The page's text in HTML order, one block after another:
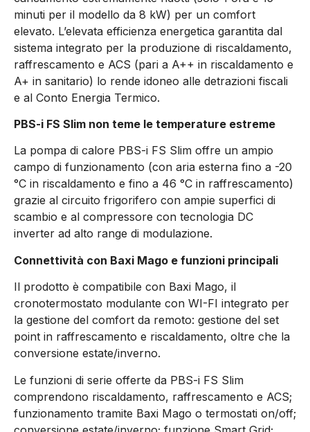
minuti per il modello da 8 kW) per un comfort
elevato. L’elevata efficienza energetica garantita dal
sistema integrato per la produzione di riscaldamento,
raffrescamento e ACS (pari a A++ in riscaldamento e
A+ in sanitario) lo rende idoneo alle detrazioni fiscali
e al Conto Energia Termico.
PBS-i FS Slim non teme le temperature estreme
La pompa di calore PBS-i FS Slim offre un ampio
campo di funzionamento (con aria esterna fino a -20
°C in riscaldamento e fino a 46 °C in raffrescamento)
grazie al circuito frigorifero con ampie superfici di
scambio e al compressore con tecnologia DC
inverter ad alto range di modulazione.
Connettività con Baxi Mago e funzioni principali
Il prodotto è compatibile con Baxi Mago, il
cronotermostato modulante con WI-FI integrato per
la gestione del comfort da remoto: gestione del set
point in raffrescamento e riscaldamento, oltre che la
conversione estate/inverno.
Le funzioni di serie offerte da PBS-i FS Slim
comprendono riscaldamento, raffrescamento e ACS;
funzionamento tramite Baxi Mago o termostati on/off;